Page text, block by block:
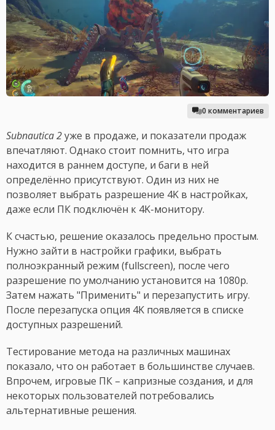
0 комментариев
Subnautica 2уже в продаже, и показатели продаж
впечатляют. Однако стоит помнить, что игра
находится в раннем доступе, и баги в ней
определённо присутствуют. Один из них не
позволяет выбрать разрешение 4K в настройках,
даже если ПК подключён к 4K-монитору.
К счастью, решение оказалось предельно простым.
Нужно зайти в настройки графики, выбрать
полноэкранный режим (fullscreen), после чего
разрешение по умолчанию установится на 1080p.
Затем нажать "Применить" и перезапустить игру.
После перезапуска опция 4K появляется в списке
доступных разрешений.
Тестирование метода на различных машинах
показало, что он работает в большинстве случаев.
Впрочем, игровые ПК – капризные создания, и для
некоторых пользователей потребовались
альтернативные решения.